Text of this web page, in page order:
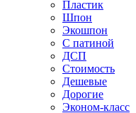
Пластик
Шпон
Экошпон
С патиной
ДСП
Стоимость
Дешевые
Дорогие
Эконом-класс